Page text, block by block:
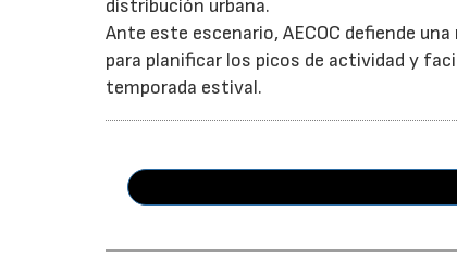
distribución urbana.
Ante este escenario, AECOC defiende
para planificar los picos de actividad y
temporada estival.